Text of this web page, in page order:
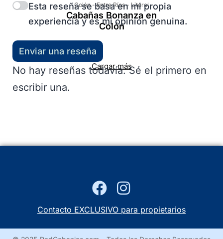
Colón-Entre Ríos- Litoral
Cabañas Bonanza en
Colón
Cargar más
Esta reseña se basa en mi propia
experiencia y es mi opinión genuina.
Enviar una reseña
No hay reseñas todavía. Sé el primero en
escribir una.
Contacto EXCLUSIVO para propietarios